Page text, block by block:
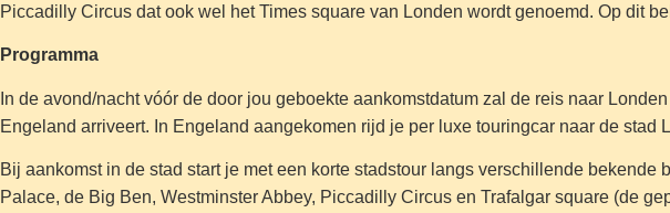
Piccadilly Circus dat ook wel het Times square van Londen wordt genoemd. Op dit
Programma
In de avond/nacht vóór de door jou geboekte aankomstdatum zal de reis naar
Engeland arriveert. In Engeland aangekomen rijd je per luxe touringcar naar de stad
Bij aankomst in de stad start je met een korte stadstour langs verschillende
Palace, de Big Ben, Westminster Abbey, Piccadilly Circus en Trafalgar square (de